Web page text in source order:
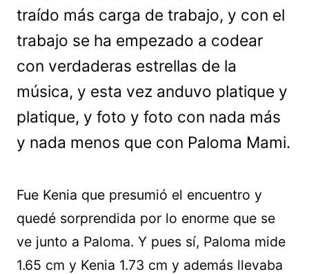
traído más carga de trabajo, y con el
trabajo se ha empezado a codear
con verdaderas estrellas de la
música, y esta vez anduvo platique y
platique, y foto y foto con nada más
y nada menos que con Paloma Mami.
Fue Kenia que presumió el encuentro y
quedé sorprendida por lo enorme que se
ve junto a Paloma. Y pues sí, Paloma mide
1.65 cm y Kenia 1.73 cm y además llevaba